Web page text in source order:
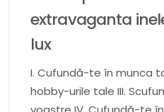
extravaganta
lux
I. Cufundă-te în munca
hobby-urile tale III.